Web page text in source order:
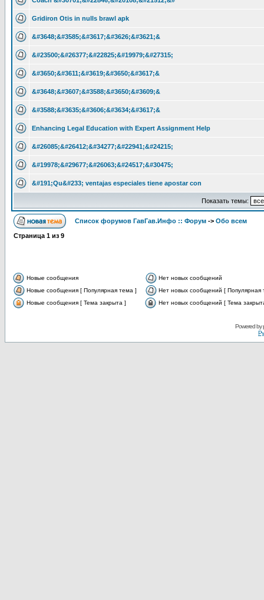
Gridiron Otis in nulls brawl apk
&#3648;&#3585;&#3617;&#3626;&#3621;&
&#23500;&#26377;&#22825;&#19979;&#27315;
&#3650;&#3611;&#3619;&#3650;&#3617;&
&#3648;&#3607;&#3588;&#3650;&#3609;&
&#3588;&#3635;&#3606;&#3634;&#3617;&
Enhancing Legal Education with Expert Assignment Help
&#26085;&#26412;&#34277;&#22941;&#24215;
&#19978;&#29677;&#26063;&#24517;&#30475;
&#191;Qu&#233; ventajas especiales tiene apostar con
Показать темы:
Список форумов ГавГав.Инфо :: Форум -> Обо всем
Страница 1 из 9
Новые сообщения
Нет новых сообщений
Новые сообщения [ Популярная тема ]
Нет новых сообщений [ Популярная
Новые сообщения [ Тема закрыта ]
Нет новых сообщений [ Тема
Powered by